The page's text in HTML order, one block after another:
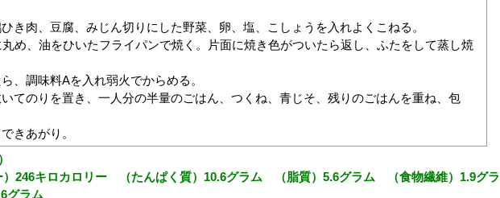
き肉、豆腐、みじん切りにした野菜、卵、塩、こしょうを入れよくこねる。
め、油をひいたフライパンで焼く。片面に焼き色がついたら返し、ふたをして蒸し焼
、調味料Aを入れ弱火でからめる。
てのりを置き、一人分の半量のごはん、つくね、青じそ、残りのごはんを重ね、包
きあがり。
246キロカロリー （たんぱく質）10.6グラム （脂質）5.6グラム （食物繊維）1.9グラ
グラム